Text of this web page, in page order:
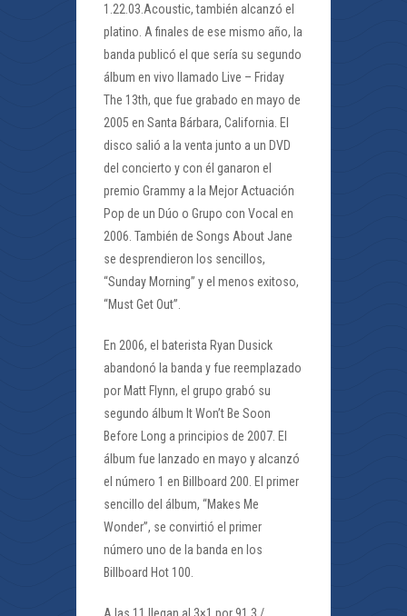
1.22.03.Acoustic, también alcanzó el
platino. A finales de ese mismo año, la
banda publicó el que sería su segundo
álbum en vivo llamado Live – Friday
The 13th, que fue grabado en mayo de
2005 en Santa Bárbara, California. El
disco salió a la venta junto a un DVD
del concierto y con él ganaron el
premio Grammy a la Mejor Actuación
Pop de un Dúo o Grupo con Vocal en
2006. También de Songs About Jane
se desprendieron los sencillos,
“Sunday Morning” y el menos exitoso,
“Must Get Out”.
En 2006, el baterista Ryan Dusick
abandonó la banda y fue reemplazado
por Matt Flynn, el grupo grabó su
segundo álbum It Won’t Be Soon
Before Long a principios de 2007. El
álbum fue lanzado en mayo y alcanzó
el número 1 en Billboard 200. El primer
sencillo del álbum, “Makes Me
Wonder”, se convirtió el primer
número uno de la banda en los
Billboard Hot 100.